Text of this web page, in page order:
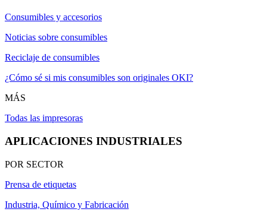
Consumibles y accesorios
Noticias sobre consumibles
Reciclaje de consumibles
¿Cómo sé si mis consumibles son originales OKI?
MÁS
Todas las impresoras
APLICACIONES INDUSTRIALES
POR SECTOR
Prensa de etiquetas
Industria, Químico y Fabricación